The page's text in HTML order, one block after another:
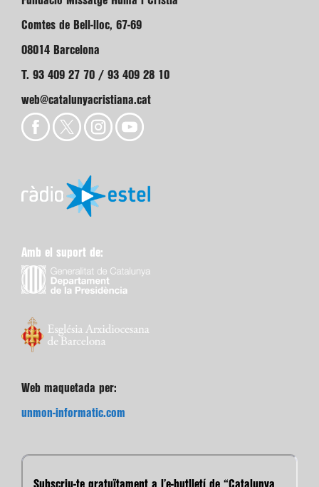
Comtes de Bell-lloc, 67-69
08014 Barcelona
T. 93 409 27 70 / 93 409 28 10
web@catalunyacristiana.cat
Amb el suport de:
Web maquetada per:
unmon-informatic.com
Subscriu-te gratuïtament a l’e-butlletí de “Catalunya